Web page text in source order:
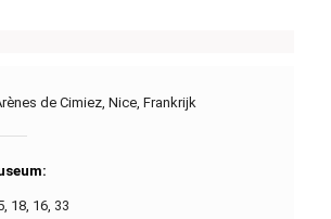
de Cimiez, Nice, Frankrijk
18, 16, 33